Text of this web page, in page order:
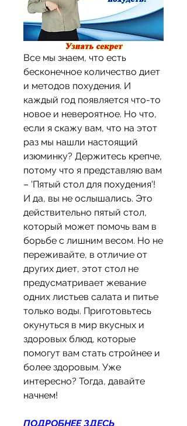
Все мы знаем, что есть
бесконечное количество диет
и методов похудения. И
каждый год появляется что-то
новое и невероятное. Но что,
если я скажу вам, что на этот
раз мы нашли настоящий
изюминку? Держитесь крепче,
потому что я представляю вам
– 'Пятый стол для похудения'!
И да, вы не ослышались. Это
действительно пятый стол,
который может помочь вам в
борьбе с лишним весом. Но не
переживайте, в отличие от
других диет, этот стол не
предусматривает жевание
одних листьев салата и питье
только воды. Приготовьтесь
окунуться в мир вкусных и
здоровых блюд, которые
помогут вам стать стройнее и
более здоровым. Уже
интересно? Тогда, давайте
начнем!
ПОДРОБНЕЕ ЗДЕСЬ